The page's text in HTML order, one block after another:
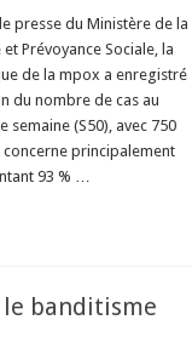
presse du Ministère de la
Prévoyance Sociale, la
de la mpox a enregistré
du nombre de cas au
semaine (S50), avec 750
concerne principalement
93 % …
le banditisme